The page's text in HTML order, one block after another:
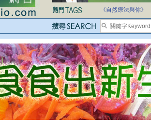
《自然療法與你》